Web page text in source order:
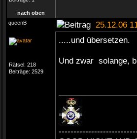
nach oben
queenB
25.12.06
Rätsel: 218
Beiträge: 2529
.....und übersetzen.
Und zwar solange,